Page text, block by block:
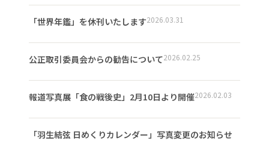
「世界年鑑」を休刊いたします2026.03.31
公正取引委員会からの勧告について2026.02.25
報道写真展「食の戦後史」2月10日より開催2026.02.03
「羽生結弦 日めくりカレンダー」写真変更のお知らせ